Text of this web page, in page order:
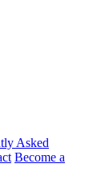
Asked
Become a